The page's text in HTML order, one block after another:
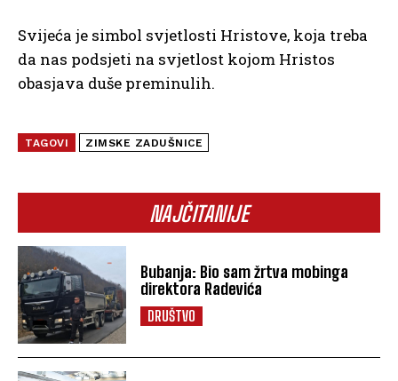
NAJČITANIJE
Bubanja: Bio sam žrtva mobinga
direktora Radevića
DRUŠTVO
Svijeća je simbol svjetlosti Hristove, koja treba
da nas podsjeti na svjetlost kojom Hristos
obasjava duše preminulih.
TAGOVI ZIMSKE ZADUŠNICE